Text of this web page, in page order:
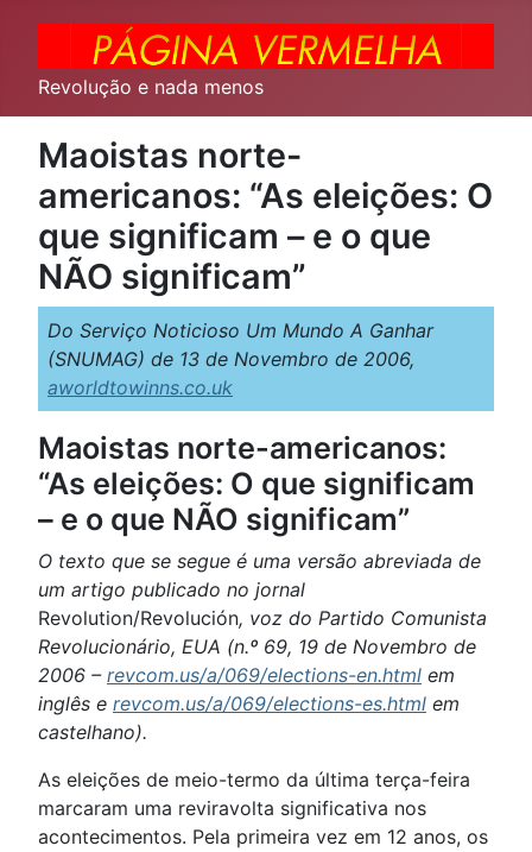
Revolução e nada menos
Maoistas norte-
americanos: “As eleições: O
que significam – e o que
NÃO significam”
Do Serviço Noticioso Um Mundo A Ganhar
(SNUMAG) de 13 de Novembro de 2006,
aworldtowinns.co.uk
Maoistas norte-americanos:
“As eleições: O que significam
– e o que NÃO significam”
O texto que se segue é uma versão abreviada de
um artigo publicado no jornal
Revolution/Revolución, voz do Partido Comunista
Revolucionário, EUA (n.º 69, 19 de Novembro de
2006 – revcom.us/a/069/elections-en.html em
inglês e revcom.us/a/069/elections-es.html em
castelhano).
As eleições de meio-termo da última terça-feira
marcaram uma reviravolta significativa nos
acontecimentos. Pela primeira vez em 12 anos, os